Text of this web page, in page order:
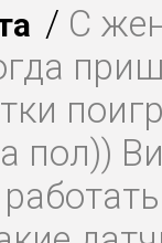
/ С
пол))